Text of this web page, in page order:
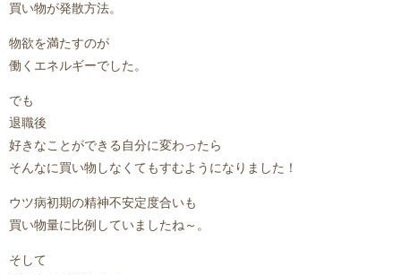
買い物が発散方法。
物欲を満たすのが
働くエネルギーでした。
でも
退職後
好きなことができる自分に変わったら
そんなに買い物しなくてもすむようになりました！
ウツ病初期の精神不安定度合いも
買い物量に比例していましたね～。
そして